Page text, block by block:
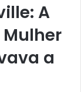
A
a